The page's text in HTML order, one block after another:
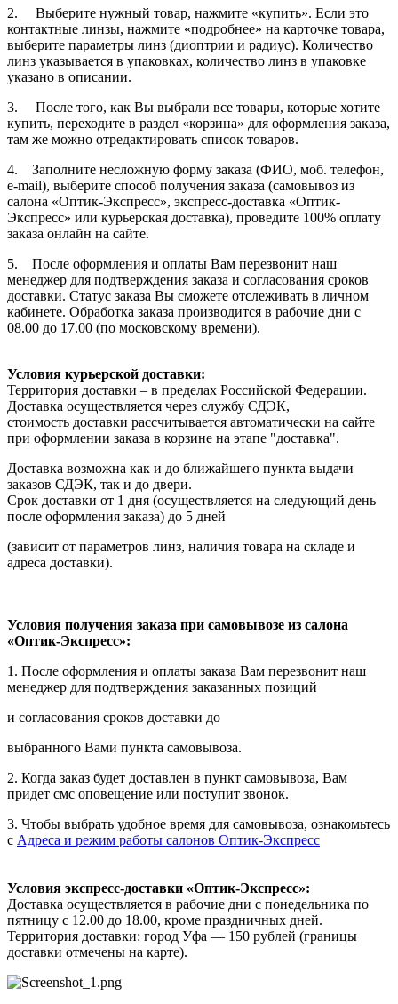
2. Выберите нужный товар, нажмите «купить». Если это
контактные линзы, нажмите «подробнее» на карточке товара,
выберите параметры линз (диоптрии и радиус). Количество
линз указывается в упаковках, количество линз в упаковке
указано в описании.
3. После того, как Вы выбрали все товары, которые хотите
купить, переходите в раздел «корзина» для оформления заказа,
там же можно отредактировать список товаров.
4. Заполните несложную форму заказа (ФИО, моб. телефон,
e-mail), выберите способ получения заказа (самовывоз из
салона «Оптик-Экспресс», экспресс-доставка «Оптик-
Экспресс» или курьерская доставка), проведите 100% оплату
заказа онлайн на сайте.
5. После оформления и оплаты Вам перезвонит наш
менеджер для подтверждения заказа и согласования сроков
доставки. Статус заказа Вы сможете отслеживать в личном
кабинете. Обработка заказа производится в рабочие дни с
08.00 до 17.00 (по московскому времени).
Условия курьерской доставки:
Территория доставки – в пределах Российской Федерации.
Доставка осуществляется через службу СДЭК,
стоимость доставки рассчитывается автоматически на сайте
при оформлении заказа в корзине на этапе "доставка".
Доставка возможна как и до ближайшего пункта выдачи
заказов СДЭК, так и до двери.
Срок доставки от 1 дня (осуществляется на следующий день
после оформления заказа) до 5 дней
(зависит от параметров линз, наличия товара на складе и
адреса доставки).
Условия получения заказа при самовывозе из салона
«Оптик-Экспресс»:
1. После оформления и оплаты заказа Вам перезвонит наш
менеджер для подтверждения заказанных позиций
и согласования сроков доставки до
выбранного Вами пункта самовывоза.
2. Когда заказ будет доставлен в пункт самовывоза, Вам
придет смс оповещение или поступит звонок.
3. Чтобы выбрать удобное время для самовывоза, ознакомьтесь
с Адреса и режим работы салонов Оптик-Экспресс
Условия экспресс-доставки «Оптик-Экспресс»:
Доставка осуществляется в рабочие дни с понедельника по
пятницу с 12.00 до 18.00, кроме праздничных дней.
Территория доставки: город Уфа — 150 рублей (границы
доставки отмечены на карте).